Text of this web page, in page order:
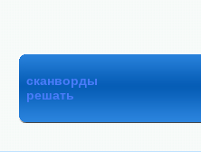
сканворды
решать